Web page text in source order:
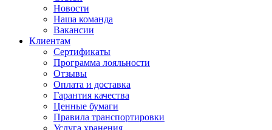
Новости
Наша команда
Вакансии
Клиентам
Сертификаты
Программа лояльности
Отзывы
Оплата и доставка
Гарантия качества
Ценные бумаги
Правила транспортировки
Услуга хранения